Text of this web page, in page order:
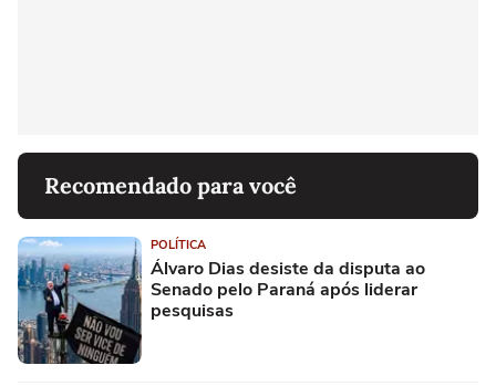
Recomendado para você
POLÍTICA
Álvaro Dias desiste da disputa ao
Senado pelo Paraná após liderar
pesquisas